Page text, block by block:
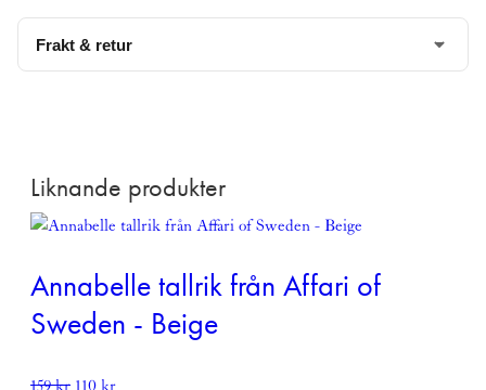
Frakt & retur
Liknande produkter
Annabelle tallrik från Affari of
Sweden - Beige
159kr Det
110krDet